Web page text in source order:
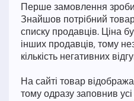
Перше замовлення
Знайшов потрібний
списку продавців. Ціна
інших продавців, тому
кількість негативних
На сайті товар
тому одразу заповнив